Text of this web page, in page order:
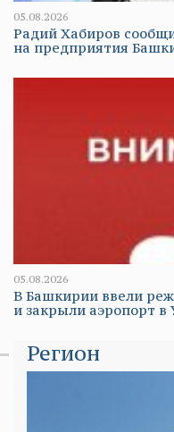
05.08.2026
Радий Хабиров
на предприятия
05.08.2026
В Башкирии ввели
и закрыли аэропорт в
Регион